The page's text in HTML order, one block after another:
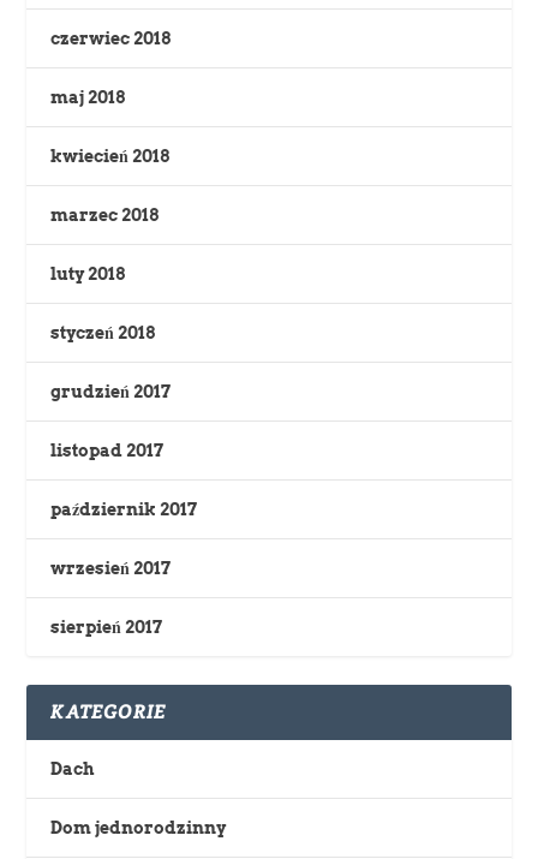
czerwiec 2018
maj 2018
kwiecień 2018
marzec 2018
luty 2018
styczeń 2018
grudzień 2017
listopad 2017
październik 2017
wrzesień 2017
sierpień 2017
KATEGORIE
Dach
Dom jednorodzinny